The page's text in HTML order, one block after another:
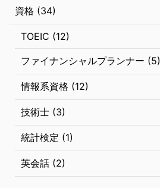
資格 (34)
TOEIC (12)
ファイナンシャルプランナー (5)
情報系資格 (12)
技術士 (3)
統計検定 (1)
英会話 (2)